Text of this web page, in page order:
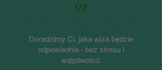
02
Doradzimy Ci, jaka wiza będzie
odpowiednia - bez stresu i
wątpliwości.